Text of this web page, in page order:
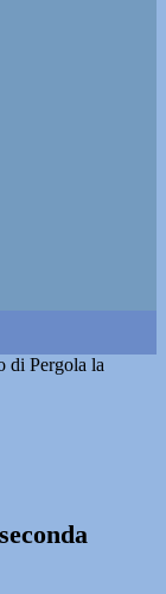
di Pergola la